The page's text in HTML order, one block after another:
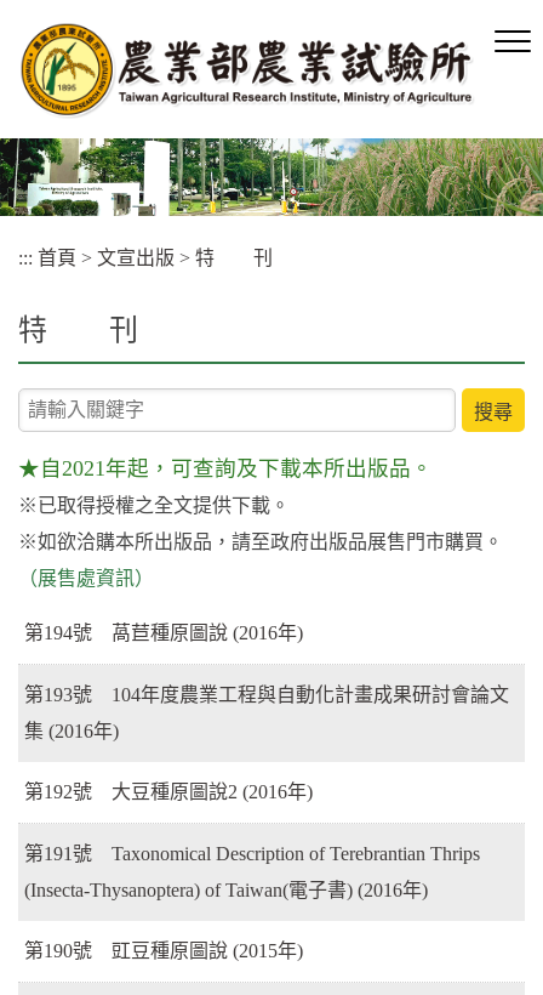
容
區
塊
::: 首頁 > 文宣出版 > 特 刊
特 刊
關鍵字查詢
★自2021年起，可查詢及下載本所出版品 。
※已取得授權之全文提供下載。
※如欲洽購本所出版品，請至政府出版品展售門市購買。
（展售處資訊）
第194號 萵苣種原圖說 (2016年)
第193號 104年度農業工程與自動化計畫成果研討會論文
集 (2016年)
第192號 大豆種原圖說2 (2016年)
第191號 Taxonomical Description of Terebrantian Thrips
(Insecta-Thysanoptera) of Taiwan(電子書) (2016年)
第190號 豇豆種原圖說 (2015年)